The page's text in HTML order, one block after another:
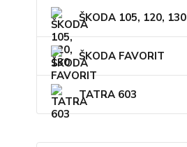
ŠKODA 105, 120, 130
ŠKODA FAVORIT
TATRA 603